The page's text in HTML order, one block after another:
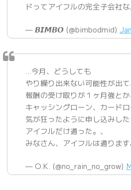
ドってアイフルの完全子会社な
— 𝘽𝙄𝙈𝘽𝙊 (@bimbodmid)
…今月、どうしても
やり繰り出来ない可能性が出て
報酬の受け取りが１ヶ月強とか
キャッシングローン、カードロ
気が狂ったように申し込みした
アイフルだけ通った。、
みなさん、アイフルは通りま
— O.K. (@no_rain_no_grow)